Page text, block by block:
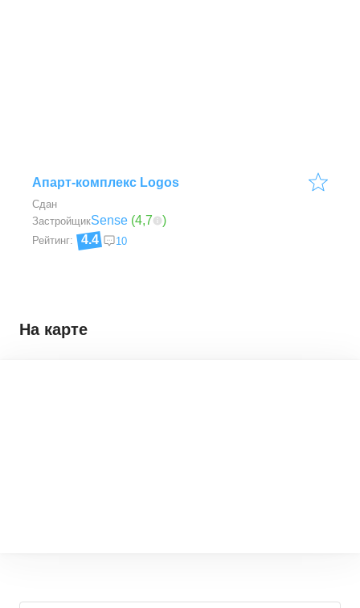
Апарт-комплекс Logos
Сдан
ЗастройщикSense (4,7 )
Рейтинг: 4.4 10
На карте